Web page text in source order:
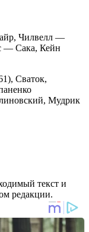
Чилвелл —
— Сака, Кейн
Сваток,
Мудрик
текст и
редакции.